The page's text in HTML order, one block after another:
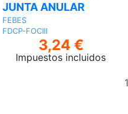
JUNTA ANULAR
FEBES
FDCP-FOCIII
3,24 €
Impuestos incluidos